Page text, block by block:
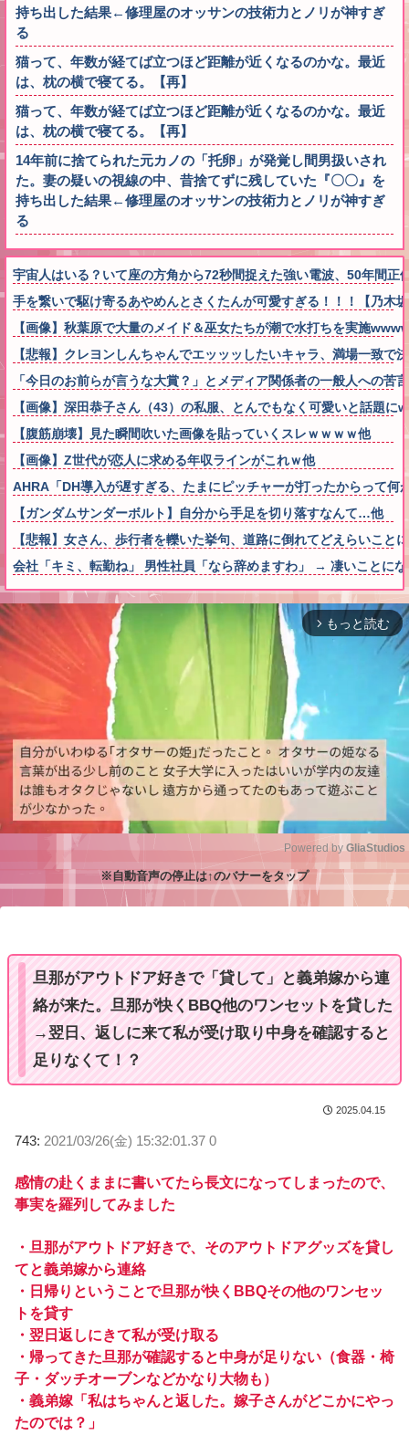
持ち出した結果←修理屋のオッサンの技術力とノリが神すぎ
る
猫って、年数が経てば立つほど距離が近くなるのかな。最近
は、枕の横で寝てる。【再】
猫って、年数が経てば立つほど距離が近くなるのかな。最近
は、枕の横で寝てる。【再】
14年前に捨てられた元カノの「托卵」が発覚し間男扱いされ
た。妻の疑いの視線の中、昔捨てずに残していた『〇〇』を
持ち出した結果←修理屋のオッサンの技術力とノリが神すぎ
る
宇宙人はいる？いて座の方角から72秒間捉えた強い電波、50年間正
手を繋いで駆け寄るあやめんとさくたんが可愛すぎる！！！【乃木
【画像】秋葉原で大量のメイド＆巫女たちが潮で水打ちを実施
【悲報】クレヨンしんちゃんでエッッッしたいキャラ、満場一致で
「今日のお前らが言うな大賞？」とメディア関係者の一般人への
【画像】深田恭子さん（43）の私服、とんでもなく可愛いと話題に
【腹筋崩壊】見た瞬間吹いた画像を貼っていくスレｗｗｗｗ他
【画像】Z世代が恋人に求める年収ラインがこれｗ他
AHRA「DH導入が遅すぎる、たまにピッチャーが打ったからって何
【ガンダムサンダーボルト】自分から手足を切り落すなんて…他
【悲報】女さん、歩行者を轢いた挙句、道路に倒れてどえらいこ
会社「キミ、転勤ね」 男性社員「なら辞めますわ」 → 凄いことに
arrow_forward_ios もっと読む
M
Powered by GliaStudios
※自動音声の停止は↑のバナーをタップ
旦那がアウトドア好きで「貸して」と義弟嫁から連
絡が来た。旦那が快くBBQ他のワンセットを貸した
→翌日、返しに来て私が受け取り中身を確認すると
足りなくて！？
2025.04.15
743: 2021/03/26(金) 15:32:01.37 0
感情の赴くままに書いてたら長文になってしまったので、
事実を羅列してみました
・旦那がアウトドア好きで、そのアウトドアグッズを貸し
てと義弟嫁から連絡
・日帰りということで旦那が快くBBQその他のワンセッ
トを貸す
・翌日返しにきて私が受け取る
・帰ってきた旦那が確認すると中身が足りない（食器・椅
子・ダッチオーブンなどかなり大物も）
・義弟嫁「私はちゃんと返した。嫁子さんがどこかにやっ
たのでは？」